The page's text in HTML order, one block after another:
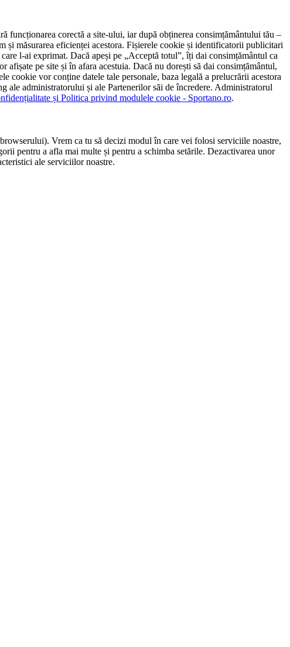
corectă a site-ului, iar după obținerea consimțământului tău –
și măsurarea eficienței acestora. Fișierele cookie și identificatorii publicitari
l-ai exprimat. Dacă apeși pe „Acceptă totul”, îți dai consimțământul ca
pe site și în afara acestuia. Dacă nu dorești să dai consimțământul,
cookie vor conține datele tale personale, baza legală a prelucrării acestora
administratorului și ale Partenerilor săi de încredere. Administratorul
și Politica privind modulele cookie - Sportano.ro.
Vrem ca tu să decizi modul în care vei folosi serviciile noastre,
pentru a afla mai multe și pentru a schimba setările. Dezactivarea unor
ale serviciilor noastre.